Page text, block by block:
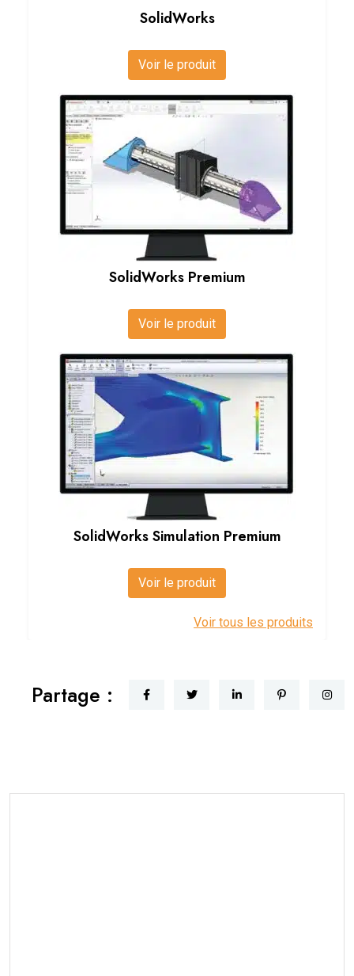
SolidWorks
Voir le produit
SolidWorks Premium
Voir le produit
SolidWorks Simulation Premium
Voir le produit
Voir tous les produits
Partage :